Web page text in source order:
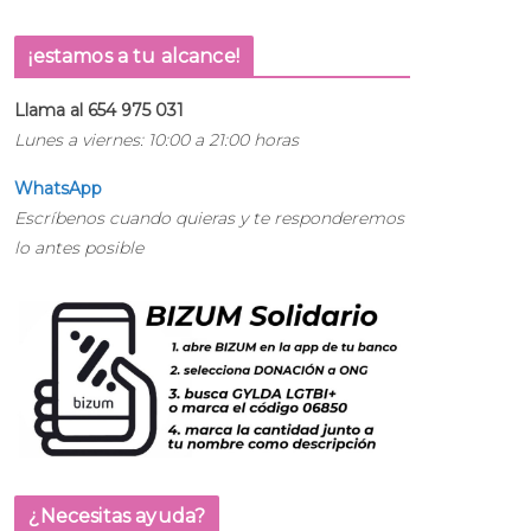
¡estamos a tu alcance!
Llama al 654 975 031
Lunes a viernes: 10:00 a 21:00 horas
WhatsApp
Escríbenos cuando quieras y te responderemos
lo antes posible
¿Necesitas ayuda?